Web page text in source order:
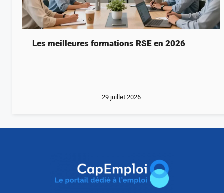
Les meilleures formations RSE en 2026
29 juillet 2026